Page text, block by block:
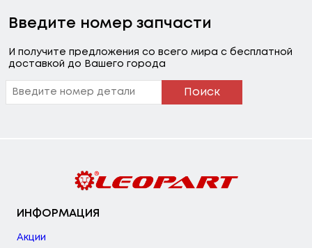
Введите номер запчасти
И получите предложения со всего мира с бесплатной
доставкой до Вашего города
Поиск
ИНФОРМАЦИЯ
Акции